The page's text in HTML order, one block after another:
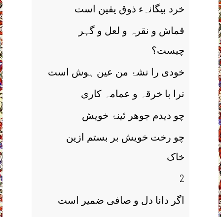
خرد بیگانہء ذوق یقین است
قماش و نقرہ و لعل و گہر
چیست؟
خودی را نشۂ من عین ہوش است
ترا با خرقہ و عمامہ کاری
چو دیدم جوھر ئینۂ خویش
چو رخت خویش بر بستم ازین
خاک
2
اگر دانا دل و صافی ضمیر است